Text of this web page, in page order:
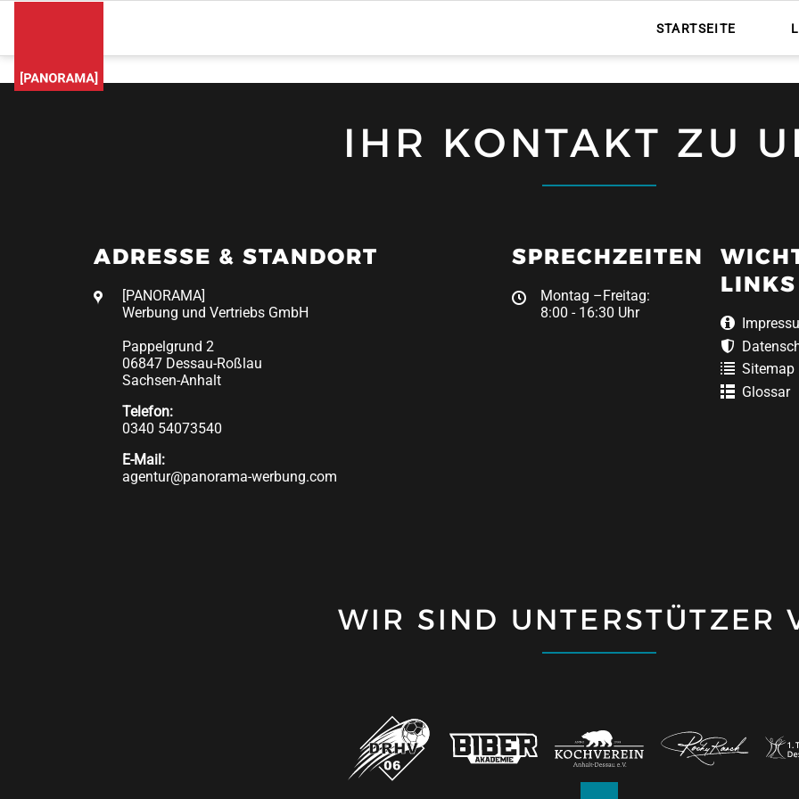
STARTSEITE
IHR KONTAKT ZU
ADRESSE & STANDORT
[PANORAMA]
Werbung und Vertriebs GmbH
Pappelgrund 2
06847 Dessau-Roßlau
Sachsen-Anhalt
Telefon:
0340 54073540
E-Mail:
agentur@panorama-werbung.com
SPRECHZEITEN
Montag –Freitag:
8:00 - 16:30 Uhr
LINKS
Sitemap
Glossar
WIR SIND UNTERSTÜTZER